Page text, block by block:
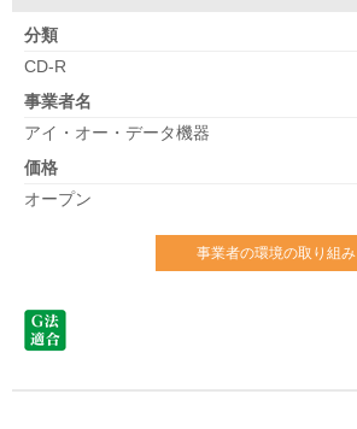
分類
CD-R
事業者名
アイ・オー・データ機器
価格
オープン
事業者の環境の取り組み